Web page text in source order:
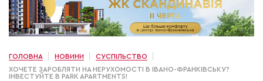
ГОЛОВНА НОВИНИ
СУСПІЛЬСТВО
ХОЧЕТЕ ЗАРОБЛЯТИ НА НЕРУХОМОСТІ В ІВАНО-ФРАНКІВСЬКУ?
ІНВЕСТУЙТЕ В PARK APARTMENTS!